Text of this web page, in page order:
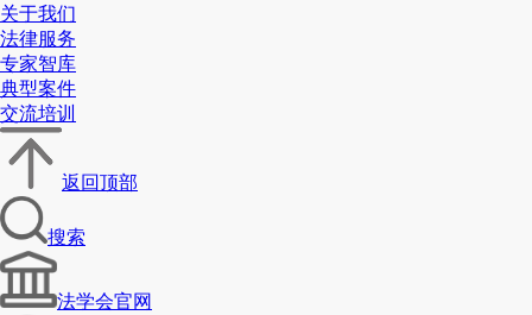
关于我们
法律服务
专家智库
典型案件
交流培训
返回顶部
搜索
法学会官网